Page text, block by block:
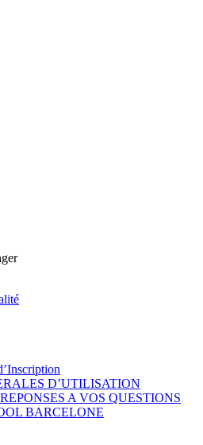
D’UTILISATION
A VOS QUESTIONS
BARCELONE